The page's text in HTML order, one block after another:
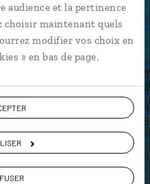
audience et la pertinence
choisir maintenant quels
modifier vos choix en
» en bas de page.
voyage
?
Forums impériaux
Herculanum